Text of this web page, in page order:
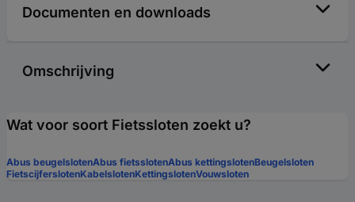
Documenten en downloads
Omschrijving
Wat voor soort Fietssloten zoekt u?
Abus beugelslotenAbus fietsslotenAbus kettingslotenBeugelsloten
FietscijferslotenKabelslotenKettingslotenVouwsloten